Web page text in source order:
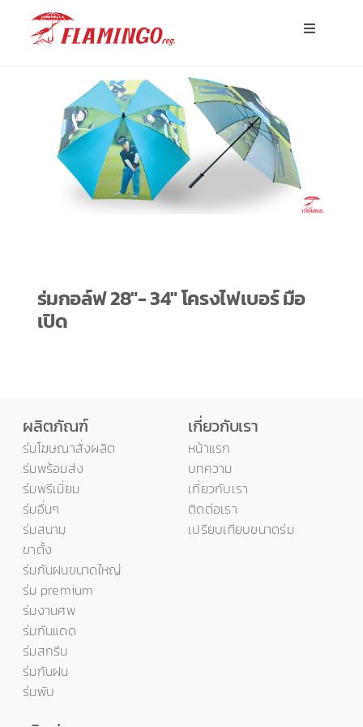
Toggle
ร่มพร้อมส่ง
ร่มโฆษณาสั่งผลิต
ติดต่อเรา
ร่มกอล์ฟ 28″- 34″ โครงไฟเบอร์ มือ
เปิด
ผลิตภัณฑ์
ร่มโฆษณาสั่งผลิต
ร่มพร้อมส่ง
ร่มพรีเมี่ยม
ร่มอื่นๆ
ร่มสนาม
ขาตั้ง
ร่มกันฝนขนาดใหญ่
ร่ม premium
ร่มงานศพ
ร่มกันแดด
ร่มสกรีน
ร่มกันฝน
ร่มพับ
เกี่ยวกับเรา
หน้าแรก
บทความ
เกี่ยวกับเรา
ติดต่อเรา
เปรียบเทียบขนาดร่ม